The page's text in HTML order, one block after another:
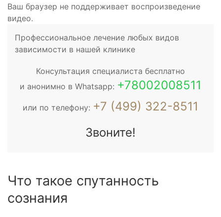
Ваш браузер не поддерживает воспроизведение
видео.
Профессиональное лечение любых видов
зависимости в нашей клинике
Консультация специалиста бесплатно
и анонимно в Whatsapp: +78002008511
или по телефону: +7 (499) 322-8511
Звоните!
Что такое спутанность
сознания